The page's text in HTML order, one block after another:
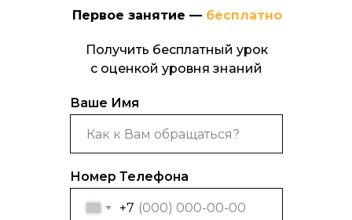
Первое занятие — бесплатно
Получить бесплатный урок
с оценкой уровня знаний
Ваше Имя
Номер Телефона
+7